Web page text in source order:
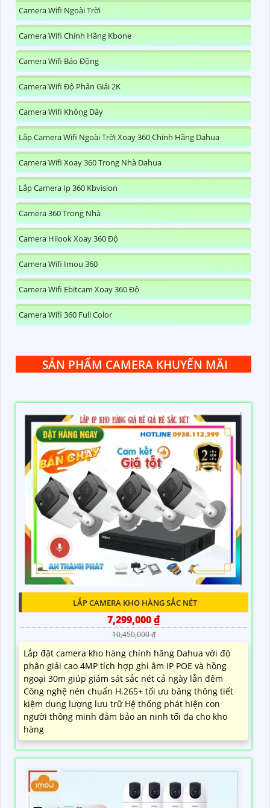
Camera Wifi Ngoài Trời
Camera Wifi Chính Hãng Kbone
Camera Wifi Báo Động
Camera Wifi Độ Phân Giải 2K
Camera Wifi Không Dây
Lắp Camera Wifi Ngoài Trời Xoay 360 Chính Hãng Dahua
Camera Wifi Xoay 360 Trong Nhà Dahua
Lắp Camera Ip 360 Kbvision
Camera 360 Trong Nhà
Camera Hilook Xoay 360 Độ
Camera Wifi Imou 360
Camera Wifi Ebitcam Xoay 360 Độ
Camera Wifi 360 Full Color
SẢN PHẨM CAMERA KHUYẾN MÃI
LẮP CAMERA KHO HÀNG SẮC NÉT
7,299,000 ₫
10,450,000 ₫
Lắp đặt camera kho hàng chính hãng Dahua với độ
phân giải cao 4MP tích hợp ghi âm IP POE và hồng
ngoại 30m giúp giám sát sắc nét cả ngày lẫn đêm
Công nghệ nén chuẩn H.265+ tối ưu băng thông tiết
kiệm dung lượng lưu trữ Hệ thống phát hiện con
người thông minh đảm bảo an ninh tối đa cho kho
hàng